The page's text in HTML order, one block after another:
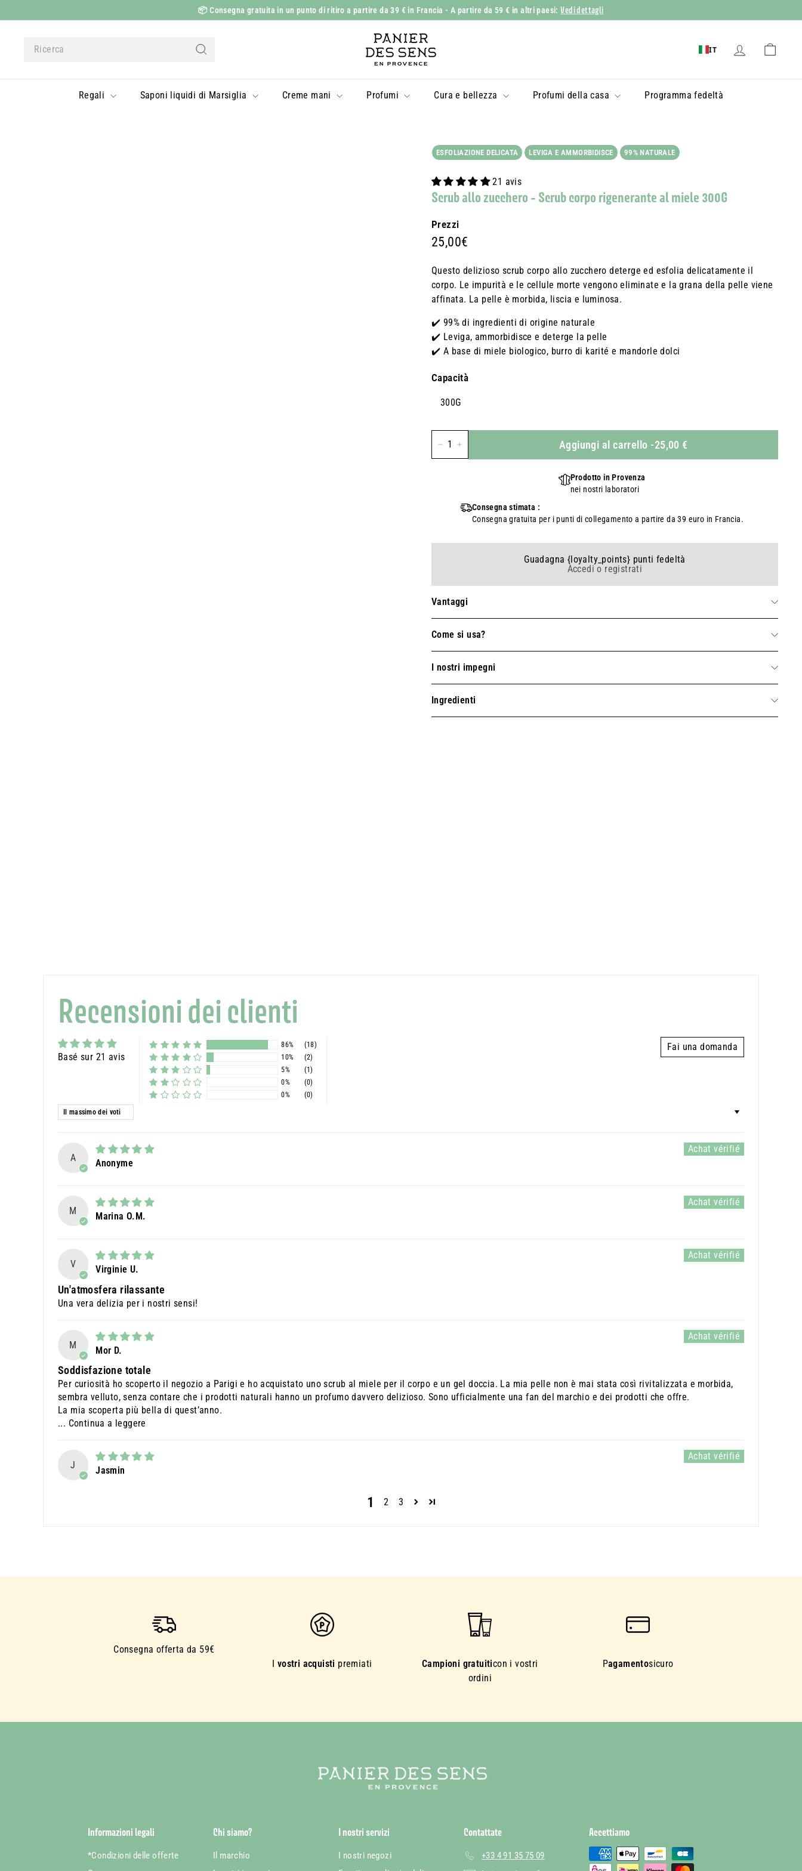
al
Mostra
diapositive
Pausa
📦Consegna gratuita in un punto di ritiro a partire da 39 € in Francia - A partire da 59 € in altri paesi:Vedi dettagli
Ricerca
P
a
n
e
IT
Regali Saponi liquidi di Marsiglia Creme mani Profumi Cura e bellezza Profumi della casa Programma fedeltà
ESFOLIAZIONE DELICATA LEVIGA E AMMORBIDISCE 99% NATURALE
21 avis
Scrub allo zucchero - Scrub corpo rigenerante al miele 300G
Prezzi
Prix
25,00€
Questo delizioso scrub corpo allo zucchero deterge ed esfolia delicatamente il
corpo. Le impurità e le cellule morte vengono eliminate e la grana della pelle viene
affinata. La pelle è morbida, liscia e luminosa.
✔️ 99% di ingredienti di origine naturale
✔️ Leviga, ammorbidisce e deterge la pelle
✔️ A base di miele biologico, burro di karité e mandorle dolci
Capacità
300G
Aggiungi al carrello -25,00 €
Prodotto in Provenza
nei nostri laboratori
Consegna stimata :
Consegna gratuita per i punti di collegamento a partire da 39 euro in Francia.
Guadagna {loyalty_points} punti fedeltà
Accedi o registrati
Vantaggi
Come si usa?
I nostri impegni
Ingredienti
Recensioni dei clienti
Basé sur 21 avis
Fai una domanda
86%
(18)
10%
(2)
5%
(1)
0%
(0)
0%
(0)
Ordina per
A Anonyme
M Marina O.M.
V Virginie U.
Un'atmosfera rilassante
Una vera delizia per i nostri sensi!
M Mor D.
Soddisfazione totale
Per curiosità ho scoperto il negozio a Parigi e ho acquistato uno scrub al miele per il corpo e un gel doccia. La mia pelle non è mai stata così rivitalizzata e morbida,
sembra velluto, senza contare che i prodotti naturali hanno un profumo davvero delizioso. Sono ufficialmente una fan del marchio e dei prodotti che offre.
La mia scoperta più bella di quest’anno.
... Continua a leggere
J Jasmin
1 2 3
Consegna offerta da 59€
I vostri acquisti premiati Campioni gratuiticon i vostri
ordini
Pagamentosicuro
Informazioni legali
*Condizioni delle offerte
Chi siamo?
Il marchio
I nostri servizi
I nostri negozi
Contattate
+33 4 91 35 75 09
Accettiamo